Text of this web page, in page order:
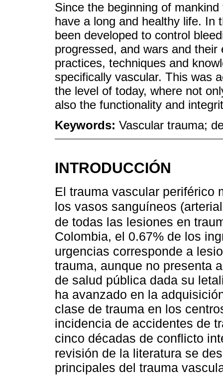
Since the beginning of
have a long and healthy life. In
been developed to control
progressed, and wars and
practices, techniques and
specifically vascular. This was
the level of today, where not
also the functionality and
Keywords: Vascular trauma;
INTRODUCCIÓN
El trauma vascular periférico
los vasos sanguíneos
de todas las lesiones en
Colombia, el 0.67% de los
urgencias corresponde a
trauma, aunque no presenta
de salud pública dada su
ha avanzado en la
clase de trauma en los
incidencia de accidentes de
cinco décadas de conflicto
revisión de la literatura se
principales del trauma